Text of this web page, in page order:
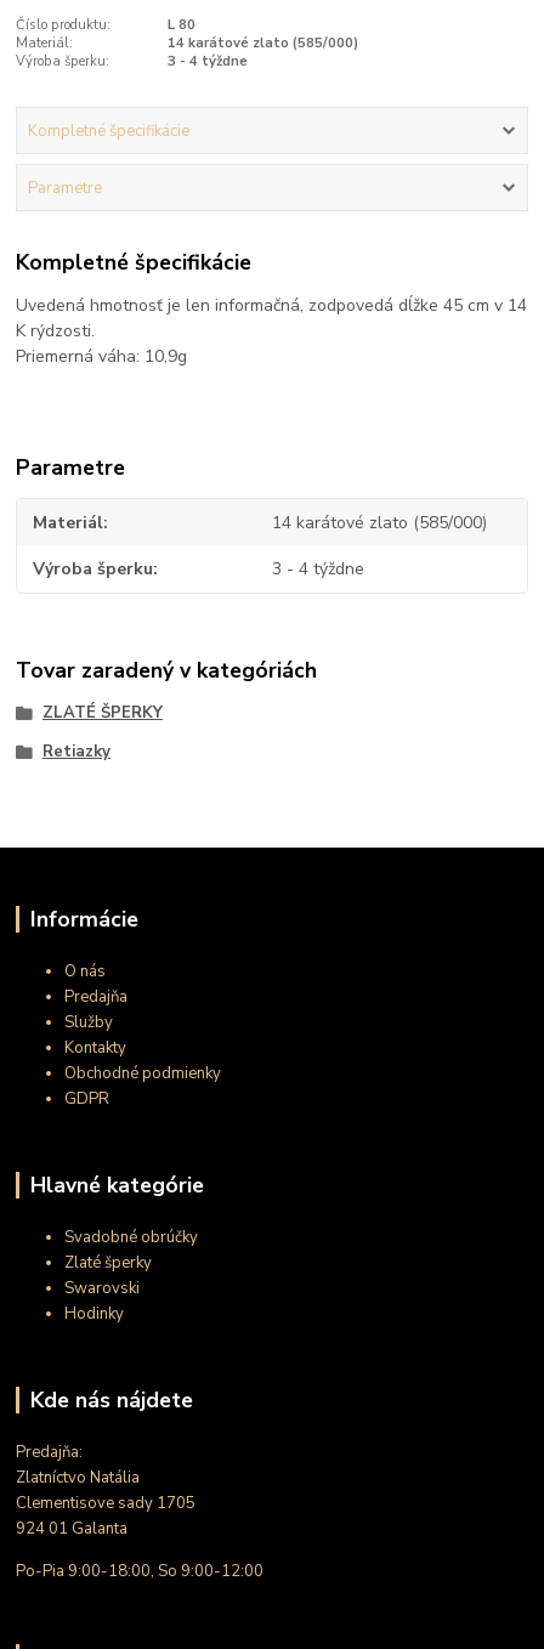
Číslo produktu:
L 80
Materiál:
14 karátové zlato (585/000)
Výroba šperku:
3 - 4 týždne
Kompletné špecifikácie
Parametre
Kompletné špecifikácie
Uvedená hmotnosť je len informačná, zodpovedá dĺžke 45 cm v 14
K rýdzosti.
Priemerná váha: 10,9g
Parametre
Materiál 14 karátové zlato (585/000)
Výroba šperku 3 - 4 týždne
Tovar zaradený v kategóriách
ZLATÉ ŠPERKY
Retiazky
Informácie
O nás
Predajňa
Služby
Kontakty
Obchodné podmienky
GDPR
Hlavné kategórie
Svadobné obrúčky
Zlaté šperky
Swarovski
Hodinky
Kde nás nájdete
Predajňa:
Zlatníctvo Natália
Clementisove sady 1705
924 01 Galanta
Po-Pia 9:00-18:00, So 9:00-12:00